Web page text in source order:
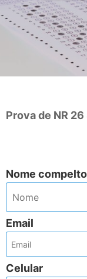
Prova de NR
Nome compelto
Email
Celular